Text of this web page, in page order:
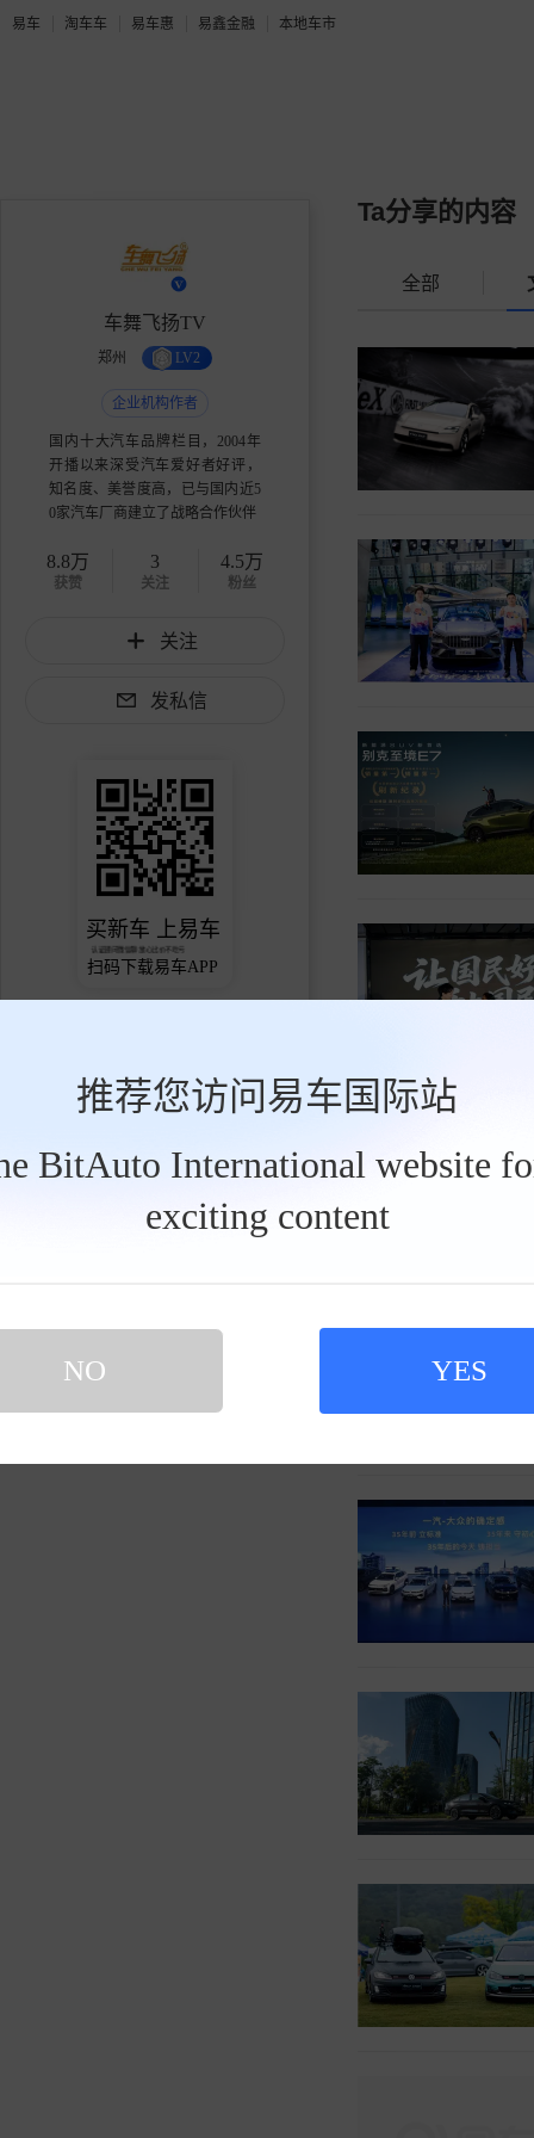
易车 淘车车 易车惠 易鑫金融 本地车市
推荐您访问易车国际站
BitAuto International website
exciting content
NO YES
车舞飞扬TV
郑州 LV2
企业机构作者
国内十大汽车品牌栏目，2004年
开播以来深受汽车爱好者好评，
知名度、美誉度高，已与国内近5
0家汽车厂商建立了战略合作伙伴
8.8万
获赞
3
关注
4.5万
粉丝
关注
发私信
买新车 上易车
认证顾问微信聊 放心比价不吃亏
扫码下载易车APP
Ta分享的内容
全部